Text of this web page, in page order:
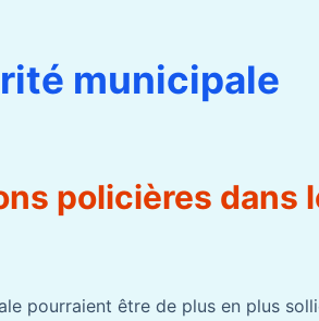
municipale
policières dans
pourraient être de plus en plus